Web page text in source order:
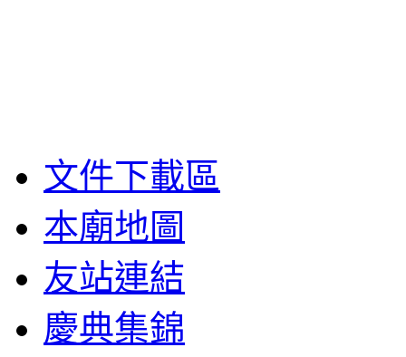
文件下載區
本廟地圖
友站連結
慶典集錦